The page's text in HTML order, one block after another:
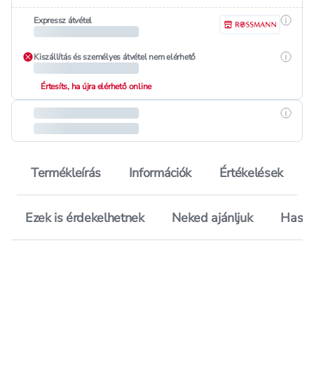
Expressz átvétel
Kiszállítás és személyes átvétel nem elérhető
Értesíts, ha újra elérhető online
Termékleírás Információk Értékelések
Ezek is érdekelhetnek Neked ajánljuk